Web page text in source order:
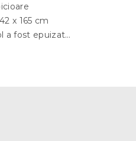
x 165 cm
a fost epuizat…